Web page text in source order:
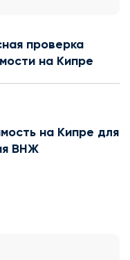
проверка
на Кипре
на Кипре для
ВНЖ